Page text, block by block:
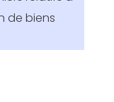
de biens